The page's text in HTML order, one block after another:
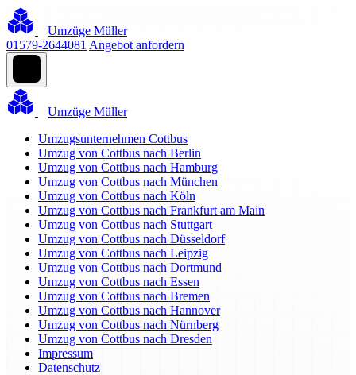
Umzüge Müller
01579-2644081 Angebot anfordern
Umzüge Müller
Umzugsunternehmen Cottbus
Umzug von Cottbus nach Berlin
Umzug von Cottbus nach Hamburg
Umzug von Cottbus nach München
Umzug von Cottbus nach Köln
Umzug von Cottbus nach Frankfurt am Main
Umzug von Cottbus nach Stuttgart
Umzug von Cottbus nach Düsseldorf
Umzug von Cottbus nach Leipzig
Umzug von Cottbus nach Dortmund
Umzug von Cottbus nach Essen
Umzug von Cottbus nach Bremen
Umzug von Cottbus nach Hannover
Umzug von Cottbus nach Nürnberg
Umzug von Cottbus nach Dresden
Impressum
Datenschutz